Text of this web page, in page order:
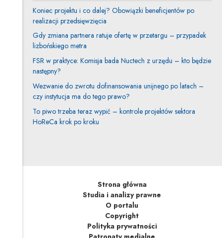
Koniec projektu i co dalej? Obowiązki beneficjentów po
realizacji przedsięwzięcia
Gdy zmiana partnera ratuje ofertę w przetargu – przypadek
lizbońskiego metra
FSR w praktyce: Komisja bada Nuctech z urzędu – kto będzie
następny?
Wezwanie do zwrotu dofinansowania unijnego po latach –
czy instytucja ma do tego prawo?
To piwo trzeba teraz wypić – kontrole projektów sektora
HoReCa krok po kroku
Strona główna
Studia i analizy prawne
O portalu
Copyright
Polityka prywatności